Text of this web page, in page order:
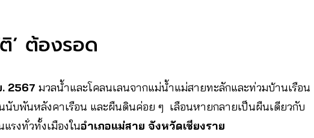
’ ต้องรอด
2567 มวลน้ำและโคลนเลนจากแม่น้ำแม่สายทะลักและท่วมบ้านเรือน
บพันหลังคาเรือน และผืนดินค่อย ๆ เลือนหายกลายเป็นผืนเดียวกับ
รงทั่วทั้งเมืองในอำเภอแม่สาย จังหวัดเชียงราย